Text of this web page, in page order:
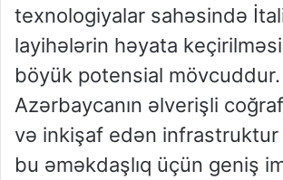
texnologiyalar sahəsində
layihələrin həyata
böyük potensial mövcuddur.
Azərbaycanın əlverişli
və inkişaf edən infrastruktur
bu əməkdaşlıq üçün geniş